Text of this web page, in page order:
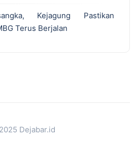
Kejagung Pastikan
Terus Berjalan
Dejabar.id